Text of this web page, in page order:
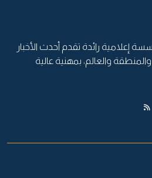
إعلامية رائدة تقدم أحدث الأخبار
والعالم، بمهنية عالية